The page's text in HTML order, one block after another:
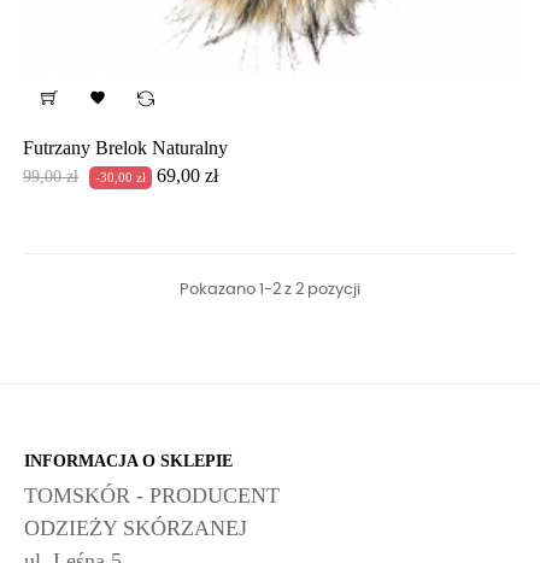

Futrzany Brelok Naturalny
Cena
99,00 zł -30,00 zł Cena
69,00 zł
Pokazano 1-2 z 2 pozycji
INFORMACJA O SKLEPIE
TOMSKÓR - PRODUCENT
ODZIEŻY SKÓRZANEJ